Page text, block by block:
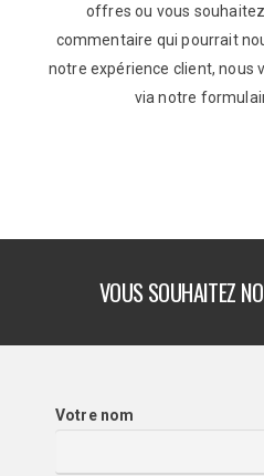
offres ou vous
commentaire qui pourrait
notre expérience client, nous
via notre
VOUS SOUHAITEZ
Votre nom